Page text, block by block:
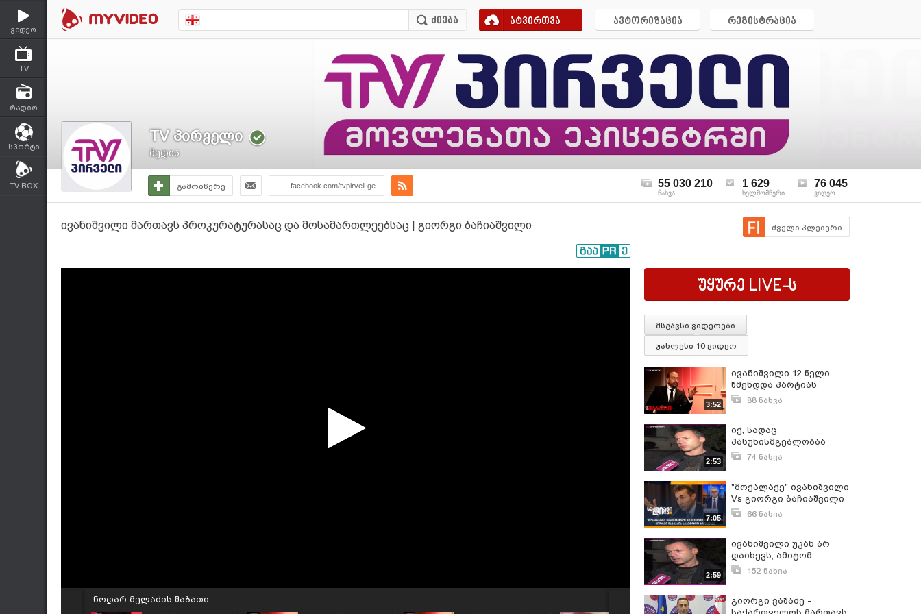
ვიდეო
TV
რადიო
სპორტი
TV BOX
ატვირთვა ავტორიზაცია რეგისტრაცია
TV პირველი
მედია
გამოიწერე facebook.com/tvpirveli.ge 55 030 210
ნახვა
1 629
ხელმომწერი
76 045
ვიდეო
ივანიშვილი მართავს პროკურატურასაც და მოსამართლეებსაც | გიორგი ბაჩიაშვილი ძველი პლეიერი
ნოდარ მელაძის შაბათი :
უყურე LIVE-ს
მსგავსი ვიდეოები
უახლესი 10 ვიდეო
3:52
ივანიშვილი 12 წელი
წმენდდა პარტიას
პროდასავლელებისგან |
88 ნახვა
2:53
იქ, სადაც
პასუხისმგებლობაა
ასაღები ივანიშვილი არ
74 ნახვა
7:05
"მოქალაქე" ივანიშვილი
Vs გიორგი ბაჩიაშვილი
- გიორგი ისაკაძის
66 ნახვა
2:59
ივანიშვილი უკან არ
დაიხევს, ამიტომ
ხალხმა უნდა აიღოს
152 ნახვა
გიორგი ვაშაძე -